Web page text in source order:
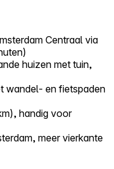
Centraal via
huizen met tuin,
wandel- en fietspaden
handig voor
meer vierkante